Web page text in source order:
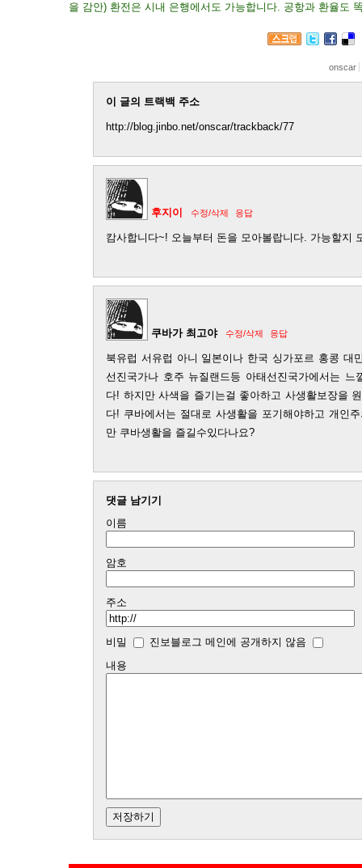
을 감안) 환전은 시내 은행에서도 가능합니다. 공항과 환율도
onscar
이 글의 트랙백 주소
http://blog.jinbo.net/onscar/trackback/77
후지이 수정/삭제 응답
캄사합니다~! 오늘부터 돈을 모아볼랍니다. 가능할지
쿠바가 최고야 수정/삭제 응답
북유럽 서유럽 아니 일본이나 한국 싱가포르 홍콩 대
선진국가나 호주 뉴질랜드등 아태선진국가에서는 느
다! 하지만 사색을 즐기는걸 좋아하고 사생활보장을
다! 쿠바에서는 절대로 사생활을 포기해야하고 개인
만 쿠바생활을 즐길수있다나요?
댓글 남기기
이름
암호
주소
비밀
진보블로그 메인에 공개하지 않음
내용